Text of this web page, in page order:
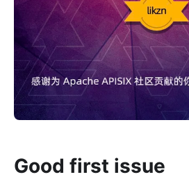
Good first issue